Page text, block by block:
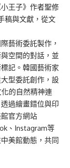
王子》作者聖修
稿與文獻，從文
藝術委託製作，
空間的對話，並
記。韓國藝術家
型委託創作，設
的自然精神連
過繪畫錯位與印
官方網站
、Instagram等
美館動態，共同